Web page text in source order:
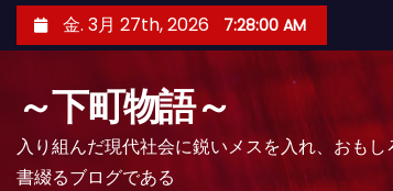
ン
金. 3月 27th, 2026 7:28:01 AM
～下町物語～
入り組んだ現代社会に鋭いメスを入れ、おもし
書綴るブログである